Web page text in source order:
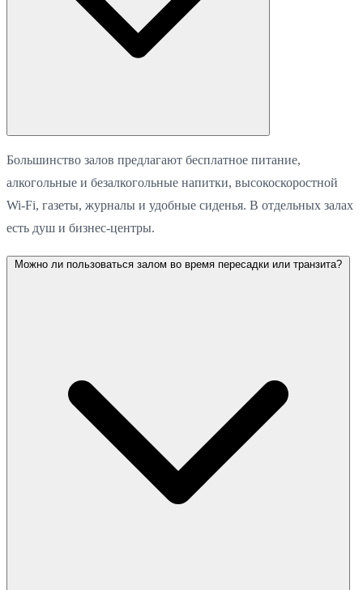
Большинство залов предлагают бесплатное питание,
алкогольные и безалкогольные напитки, высокоскоростной
Wi-Fi, газеты, журналы и удобные сиденья. В отдельных залах
есть душ и бизнес-центры.
Можно ли пользоваться залом во время пересадки или транзита?